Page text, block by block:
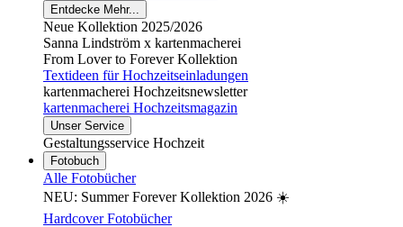
Entdecke Mehr...
Neue Kollektion 2025/2026
Sanna Lindström x kartenmacherei
From Lover to Forever Kollektion
Textideen für Hochzeitseinladungen
kartenmacherei Hochzeitsnewsletter
kartenmacherei Hochzeitsmagazin
Unser Service
Gestaltungsservice Hochzeit
Fotobuch
Alle Fotobücher
NEU: Summer Forever Kollektion 2026 ☀️
Hardcover Fotobücher